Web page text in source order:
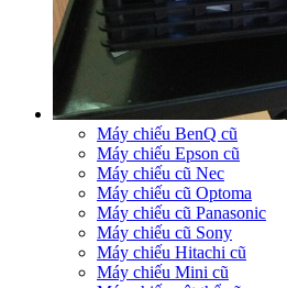
Máy chiếu BenQ cũ
Máy chiếu Epson cũ
Máy chiếu cũ Nec
Máy chiếu cũ Optoma
Máy chiếu cũ Panasonic
Máy chiếu cũ Sony
Máy chiếu Hitachi cũ
Máy chiếu Mini cũ